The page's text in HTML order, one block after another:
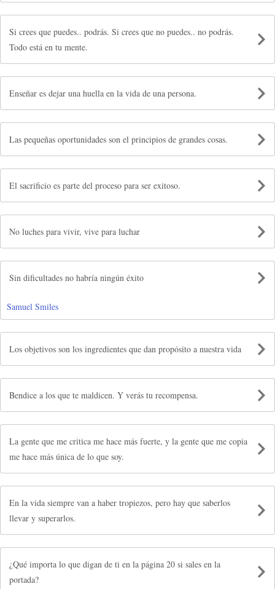
Si crees que puedes.. podrás. Si crees que no puedes.. no podrás.
Todo está en tu mente.
Enseñar es dejar una huella en la vida de una persona.
Las pequeñas oportunidades son el principios de grandes cosas.
El sacrificio es parte del proceso para ser exitoso.
No luches para vivir, vive para luchar
Sin dificultades no habría ningún éxito
Samuel Smiles
Los objetivos son los ingredientes que dan propósito a nuestra vida
Bendice a los que te maldicen. Y verás tu recompensa.
La gente que me critica me hace más fuerte, y la gente que me copia
me hace más única de lo que soy.
En la vida siempre van a haber tropiezos, pero hay que saberlos
llevar y superarlos.
¿Qué importa lo que digan de ti en la página 20 si sales en la
portada?